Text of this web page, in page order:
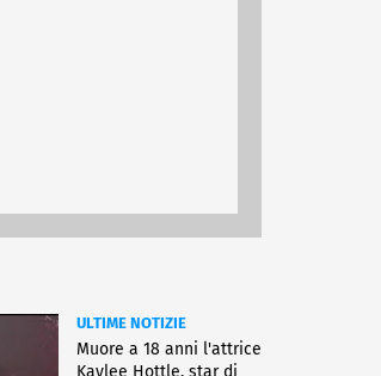
ULTIME NOTIZIE
Muore a 18 anni l'attrice
Kaylee Hottle, star di